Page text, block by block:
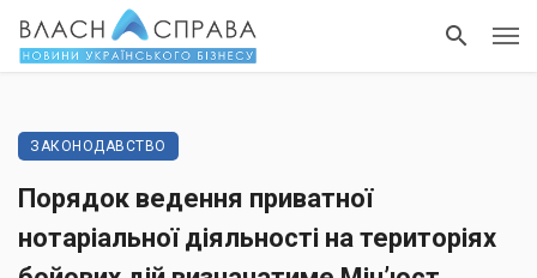
ЗАКОНОДАВСТВО
Порядок ведення приватної
нотаріальної діяльності на територіях